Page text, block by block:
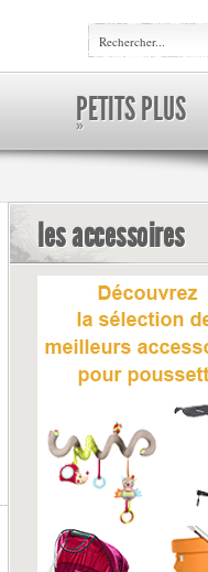
PETITS PLUS
»
les accessoires